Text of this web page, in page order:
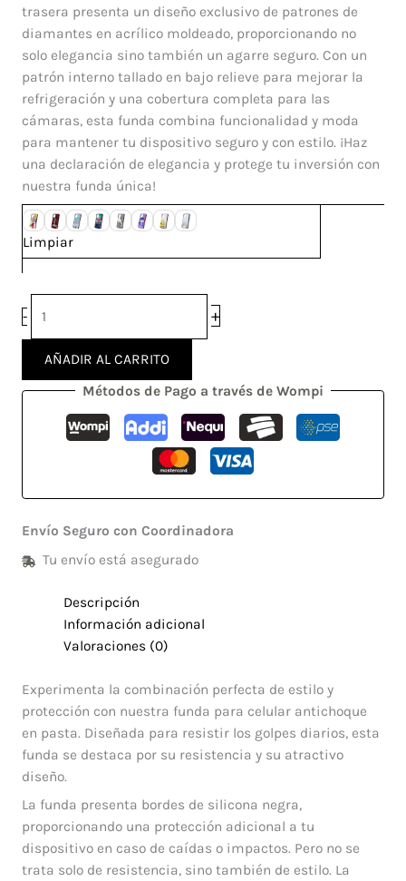
trasera presenta un diseño exclusivo de patrones de
diamantes en acrílico moldeado, proporcionando no
solo elegancia sino también un agarre seguro. Con un
patrón interno tallado en bajo relieve para mejorar la
refrigeración y una cobertura completa para las
cámaras, esta funda combina funcionalidad y moda
para mantener tu dispositivo seguro y con estilo. ¡Haz
una declaración de elegancia y protege tu inversión con
nuestra funda única!
Limpiar
-
cantidad
+
AÑADIR AL CARRITO
Métodos de Pago a través de Wompi
Envío Seguro con Coordinadora
Tu envío está asegurado
Descripción
Información adicional
Valoraciones (0)
Experimenta la combinación perfecta de estilo y
protección con nuestra funda para celular antichoque
en pasta. Diseñada para resistir los golpes diarios, esta
funda se destaca por su resistencia y su atractivo
diseño.
La funda presenta bordes de silicona negra,
proporcionando una protección adicional a tu
dispositivo en caso de caídas o impactos. Pero no se
trata solo de resistencia, sino también de estilo. La